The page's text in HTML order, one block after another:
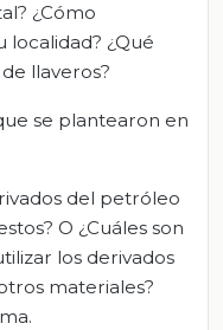
¿Cómo
localidad? ¿Qué
llaveros?
se plantearon en
del petróleo
O ¿Cuáles son
los derivados
materiales?